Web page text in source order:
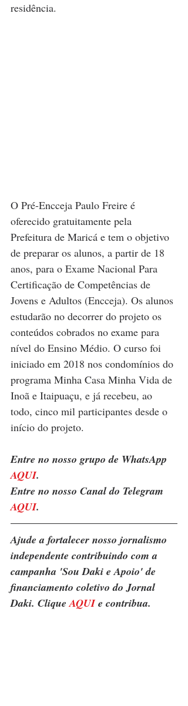
residência.
O Pré-Encceja Paulo Freire é
oferecido gratuitamente pela
Prefeitura de Maricá e tem o objetivo
de preparar os alunos, a partir de 18
anos, para o Exame Nacional Para
Certificação de Competências de
Jovens e Adultos (Encceja). Os alunos
estudarão no decorrer do projeto os
conteúdos cobrados no exame para
nível do Ensino Médio. O curso foi
iniciado em 2018 nos condomínios do
programa Minha Casa Minha Vida de
Inoã e Itaipuaçu, e já recebeu, ao
todo, cinco mil participantes desde o
início do projeto.
Entre no nosso grupo de WhatsApp
AQUI.
Entre no nosso Canal do Telegram
AQUI.
Ajude a fortalecer nosso jornalismo
independente contribuindo com a
campanha 'Sou Daki e Apoio' de
financiamento coletivo do Jornal
Daki. Clique AQUI e contribua.